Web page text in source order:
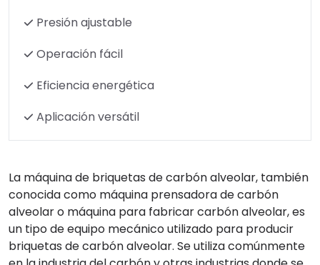
Presión ajustable
Operación fácil
Eficiencia energética
Aplicación versátil
La máquina de briquetas de carbón alveolar, también
conocida como máquina prensadora de carbón
alveolar o máquina para fabricar carbón alveolar, es
un tipo de equipo mecánico utilizado para producir
briquetas de carbón alveolar. Se utiliza comúnmente